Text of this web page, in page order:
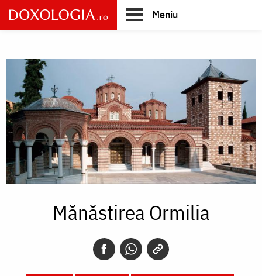
Skip
to
main
Meniu
Mănăstirea Ormilia